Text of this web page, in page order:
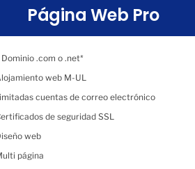
Página Web Pro
Dominio .com o .net*
web M-UL
cuentas de correo electrónico
de seguridad SSL
web
página